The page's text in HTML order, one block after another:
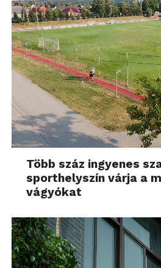
Több száz ingyenes
sporthelyszín várja a
vágyókat